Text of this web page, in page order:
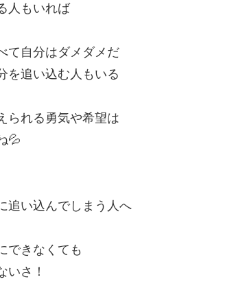
人もいれば
て自分はダメダメだ
を追い込む人もいる
られる勇気や希望は
💦
追い込んでしまう人へ
できなくても
いさ！